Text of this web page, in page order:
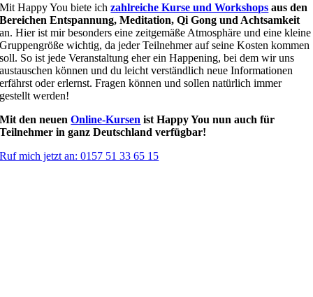
Mit Happy You biete ichzahlreiche Kurse und Workshops aus den
Bereichen Entspannung, Meditation, Qi Gong und Achtsamkeit
an. Hier ist mir besonders eine zeitgemäße Atmosphäre und eine kleine
Gruppengröße wichtig, da jeder Teilnehmer auf seine Kosten kommen
soll. So ist jede Veranstaltung eher ein Happening, bei dem wir uns
austauschen können und du leicht verständlich neue Informationen
erfährst oder erlernst. Fragen können und sollen natürlich immer
gestellt werden!
Mit den neuenOnline-Kursen ist Happy You nun auch für
Teilnehmer in ganz Deutschland verfügbar!
Ruf mich jetzt an: 0157 51 33 65 15